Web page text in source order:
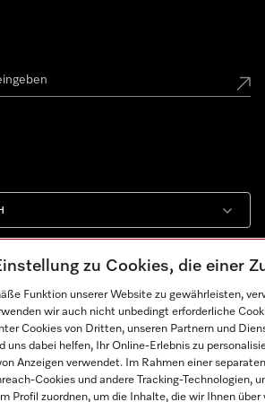
zu Cookies, die einer
Funktion unserer Website zu gewährleisten,
wir auch nicht unbedingt erforderliche
Cookies von Dritten, unseren Partnern und
uns dabei helfen, Ihr Online-Erlebnis zu
Anzeigen verwendet. Im Rahmen einer
Cookies und andere Tracking-Technologien,
Profil zuordnen, um die Inhalte, die wir Ihnen